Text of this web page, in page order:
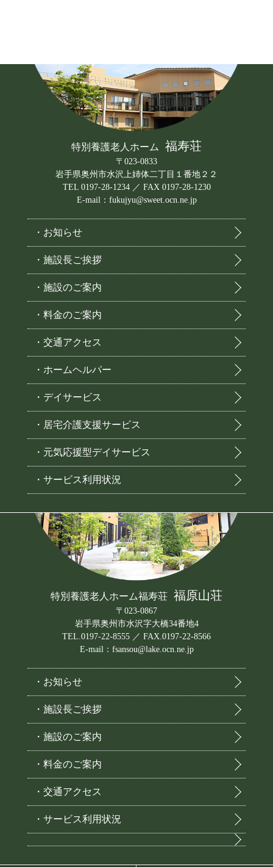
特別養護老人ホーム 福寿荘
〒023-0833
岩手県奥州市水沢上姉体二丁目１番地２２
TEL 0197-28-1234 ／ FAX 0197-28-1230
E-mail：fukujyu@sweet.ocn.ne.jp
・お知らせ
・施設長ご挨拶
・施設のご案内
・料金のご案内
・交通アクセス
・ホームヘルパー
・デイサービス
・居宅介護支援サービス
・元気応援型デイサービス
・サービス利用状況
特別養護老人ホーム福寿荘 福原山荘
〒023-0867
岩手県奥州市水沢字大橋34番地4
TEL.0197-22-8555 ／ FAX.0197-22-8566
E-mail：fsansou@lake.ocn.ne.jp
・お知らせ
・施設長ご挨拶
・施設のご案内
・料金のご案内
・交通アクセス
・サービス利用状況